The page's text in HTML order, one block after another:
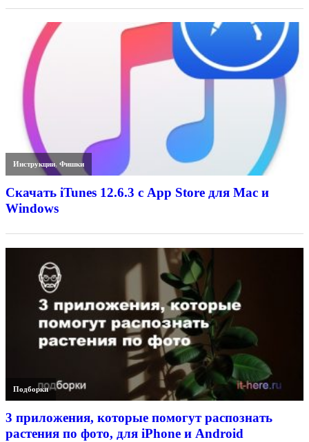
Инструкции,Фишки
Скачать iTunes 12.6.3 с App Store для Mac и
Windows
Подборки
3 приложения, которые помогут распознать
растения по фото, для iPhone и Android